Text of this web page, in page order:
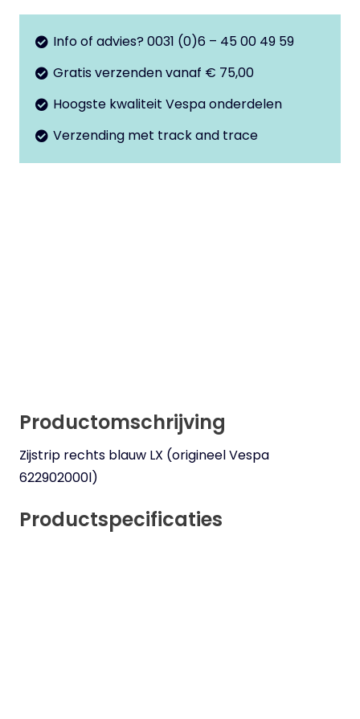
blauw
Info of advies? 0031 (0)6 – 45 00 49 59
Gratis verzenden vanaf € 75,00
Hoogste kwaliteit Vespa onderdelen
Verzending met track and trace
Productomschrijving
Zijstrip rechts blauw LX (origineel Vespa
622902000l)
Productspecificaties